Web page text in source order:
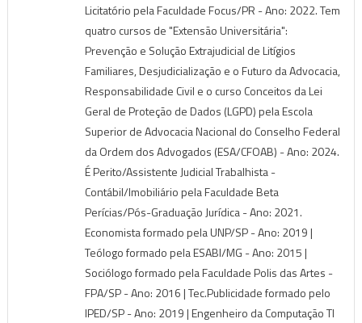
Licitatório pela Faculdade Focus/PR - Ano: 2022. Tem
quatro cursos de "Extensão Universitária":
Prevenção e Solução Extrajudicial de Litígios
Familiares, Desjudicialização e o Futuro da Advocacia,
Responsabilidade Civil e o curso Conceitos da Lei
Geral de Proteção de Dados (LGPD) pela Escola
Superior de Advocacia Nacional do Conselho Federal
da Ordem dos Advogados (ESA/CFOAB) - Ano: 2024.
É Perito/Assistente Judicial Trabalhista -
Contábil/Imobiliário pela Faculdade Beta
Perícias/Pós-Graduação Jurídica - Ano: 2021.
Economista formado pela UNP/SP - Ano: 2019 |
Teólogo formado pela ESABI/MG - Ano: 2015 |
Sociólogo formado pela Faculdade Polis das Artes -
FPA/SP - Ano: 2016 | Tec.Publicidade formado pelo
IPED/SP - Ano: 2019 | Engenheiro da Computação TI